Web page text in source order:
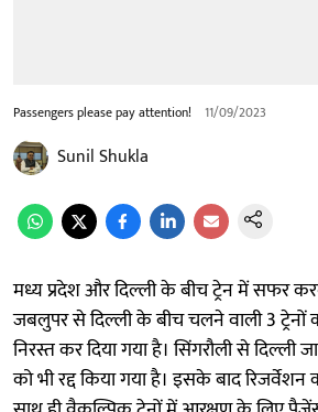
Passengers please pay attention! 11/09/2023
Sunil Shukla
मध्य प्रदेश और दिल्ली के बीच ट्रेन में सफर
जबलुपर से दिल्ली के बीच चलने वाली 3 ट्रेनों
निरस्त कर दिया गया है। सिंगरौली से दिल्ली
को भी रद्द किया गया है। इसके बाद